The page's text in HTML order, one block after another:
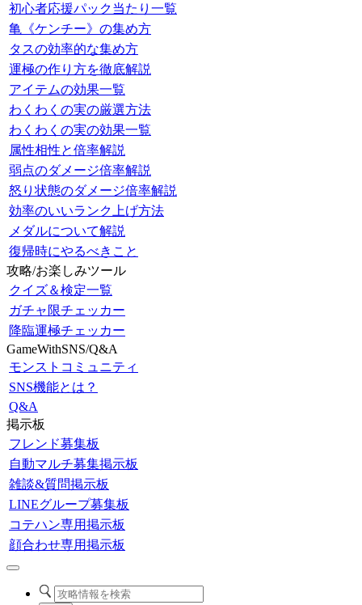
初心者応援パック当たり一覧
亀《ケンチー》の集め方
タスの効率的な集め方
運極の作り方を徹底解説
アイテムの効果一覧
わくわくの実の厳選方法
わくわくの実の効果一覧
属性相性と倍率解説
弱点のダメージ倍率解説
怒り状態のダメージ倍率解説
効率のいいランク上げ方法
メダルについて解説
復帰時にやるべきこと
攻略/お楽しみツール
クイズ＆検定一覧
ガチャ限チェッカー
降臨運極チェッカー
GameWithSNS/Q&A
モンストコミュニティ
SNS機能とは？
Q&A
掲示板
フレンド募集板
自動マルチ募集掲示板
雑談&質問掲示板
LINEグループ募集板
コテハン専用掲示板
顔合わせ専用掲示板